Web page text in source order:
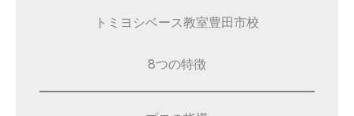
トミヨシベース教室豊田市校
8つの特徴